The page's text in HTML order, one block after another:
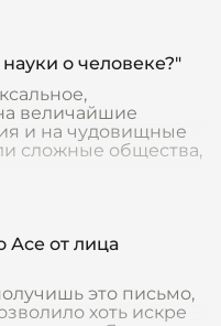
о человеке?"
величайшие
и на чудовищные
сложные общества,
Асе от лица
это письмо,
хоть искре